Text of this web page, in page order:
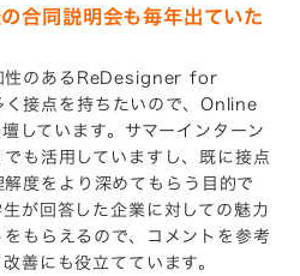
同説明会も毎年出ていた
性のあるReDesigner for
接点を持ちたいので、Online
ています。サマーインターン
も活用していますし、既に接点
度をより深めてもらう目的で
が回答した企業に対しての魅力
もらえるので、コメントを参考
善にも役立てています。